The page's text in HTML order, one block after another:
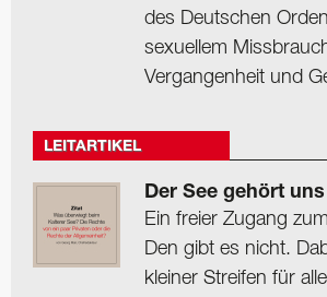
des Deutschen
sexuellem
Vergangenheit und
LEITARTIKEL
Der See gehört uns
Ein freier Zugang
Den gibt es nicht.
kleiner Streifen für